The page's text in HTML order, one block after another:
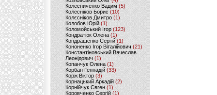
Колесниченко Вадим (5)
Колесніков Борис (10)
Колєсніков Дмитро (1)
Колобов Юрій (1)
Коломойський Ігор (123)
Кондратюк Олена(1)
Кондрашенко Сергій (1)
Кононенко Ігор Віталійович (21)
Константіновський Вячеслав
Леонідович (1)
Копанчук Олена (1)
Корбан Геннадій (33)
Корж Віктор (3)
Корнацький Аркадій (2)
Корнійчук Євген (1)
Коровченко Сергій (1)